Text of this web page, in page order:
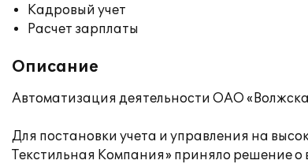
Кадровый учет
Расчет зарплаты
Описание
Автоматизация деятельности ОАО
Для постановки учета и управления на
Текстильная Компания» приняло решение